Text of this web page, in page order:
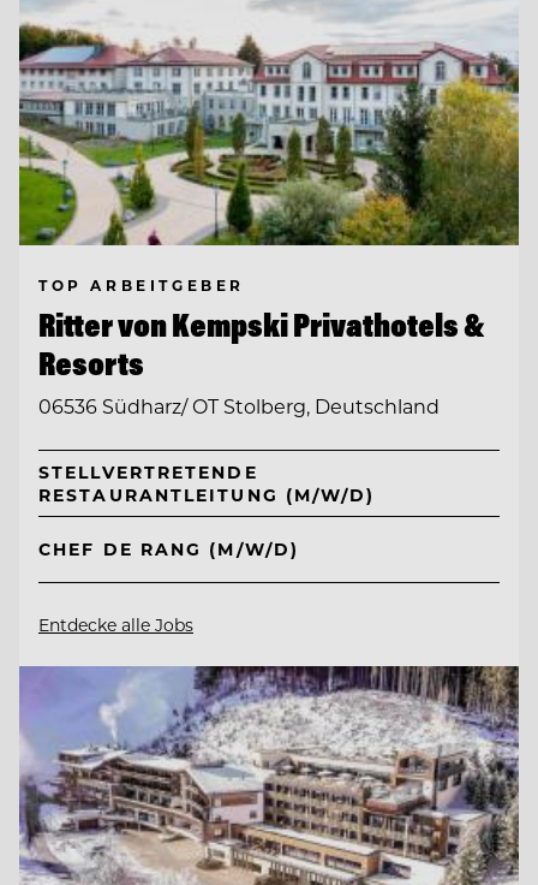
TOP ARBEITGEBER
Ritter von Kempski Privathotels &
Resorts
06536 Südharz/ OT Stolberg, Deutschland
STELLVERTRETENDE
RESTAURANTLEITUNG (M/W/D)
CHEF DE RANG (M/W/D)
Entdecke alle Jobs